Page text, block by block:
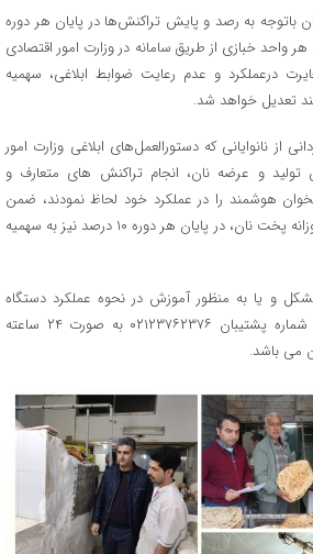
باتوجه به رصد و پایش تراکنش‌ها در پایان هر دوره
واحد خبازی از طریق سامانه در وزارت امور اقتصادی
درعملکرد و عدم رعایت ضوابط ابلاغی، سهمیه
تعدیل خواهد شد.
از نانوایانی که دستورالعمل‌های ابلاغی وزارت امور
و عرضه نان، انجام تراکنش های متعارف و
هوشمند را در عملکرد خود لحاظ نمودند، ضمن
برخورداری از ۳۰ درصد کارمزد روزانه پخت نان، در پایان هر دوره ۱۰ درصد نیز به سهمیه
و یا به منظور آموزش در نحوه عملکرد دستگاه
کارتخوان هوشمند بانک سپه، شماره پشتیبان ۰۲۱۲۳۷۶۲۳۷۶ به صورت ۲۴ ساعته
می باشد.